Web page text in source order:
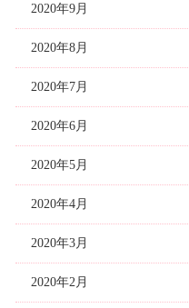
2020年9月
2020年8月
2020年7月
2020年6月
2020年5月
2020年4月
2020年3月
2020年2月